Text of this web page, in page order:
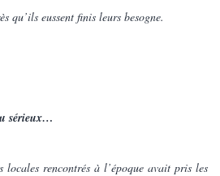
qu’ils eussent finis leurs besogne.
sérieux…
rencontrés à l’époque avait pris les